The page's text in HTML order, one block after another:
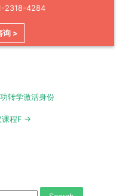
2318-4284
询 >
转学激活身份
课程F →